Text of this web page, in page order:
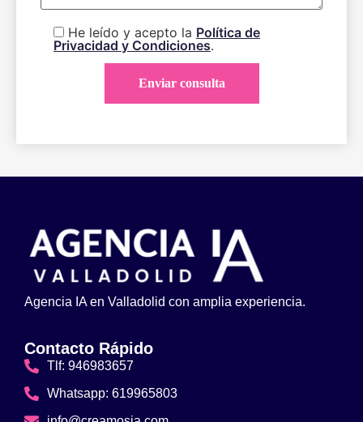
He leído y acepto la Política de
Privacidad y Condiciones.
Agencia IA en Valladolid con amplia experiencia.
Contacto Rápido
Tlf: 946983657
Whatsapp: 619965803